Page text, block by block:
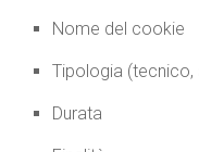
Nome del cookie
Tipologia (tecnico,
Durata